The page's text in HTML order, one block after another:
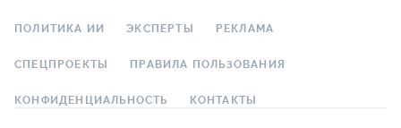
ПОЛИТИКА ИИ ЭКСПЕРТЫ РЕКЛАМА
СПЕЦПРОЕКТЫ ПРАВИЛА ПОЛЬЗОВАНИЯ
КОНФИДЕНЦИАЛЬНОСТЬ КОНТАКТЫ